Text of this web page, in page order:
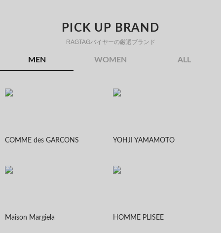
PICK UP BRAND
RAGTAGバイヤーの厳選ブランド
MEN WOMEN ALL
COMME des GARCONS YOHJI YAMAMOTO
Maison Margiela HOMME PLISEE